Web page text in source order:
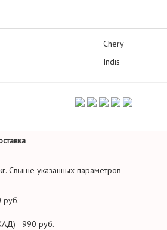
Chery
Indis
Свыше указанных параметров
руб.
- 990 руб.